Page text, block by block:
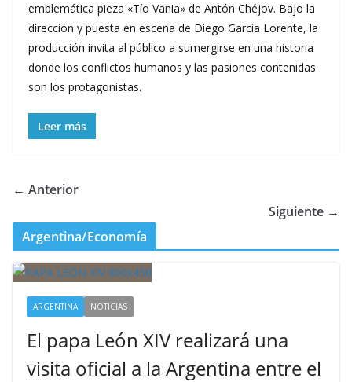
emblemática pieza «Tío Vania» de Antón Chéjov. Bajo la
dirección y puesta en escena de Diego García Lorente, la
producción invita al público a sumergirse en una historia
donde los conflictos humanos y las pasiones contenidas
son los protagonistas.
Leer más
← Anterior
Siguiente →
Argentina/Economía
ARGENTINA NOTICIAS
El papa León XIV realizará una
visita oficial a la Argentina entre el